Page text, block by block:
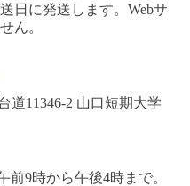
日に発送します。Webサ
ん。
道11346-2 山口短期大学
前9時から午後4時まで。